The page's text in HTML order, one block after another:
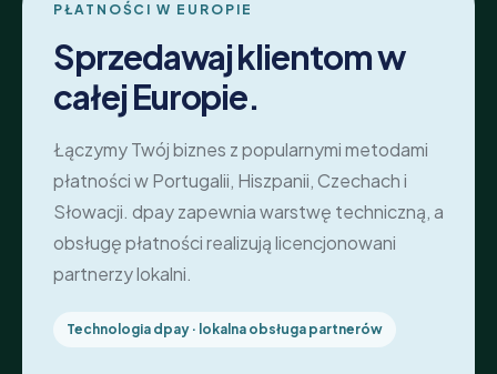
PŁATNOŚCI W EUROPIE
Sprzedawaj klientom w
całej Europie.
Łączymy Twój biznes z popularnymi metodami
płatności w Portugalii, Hiszpanii, Czechach i
Słowacji. dpay zapewnia warstwę techniczną, a
obsługę płatności realizują licencjonowani
partnerzy lokalni.
Technologia dpay · lokalna obsługa partnerów